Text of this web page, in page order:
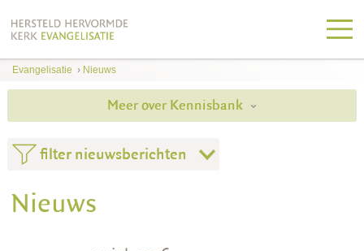
Evangelisatie › Nieuws
Meer over Kennisbank
filter nieuwsberichten
Nieuws